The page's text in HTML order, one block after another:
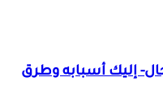
إليك أسبابه وطرق